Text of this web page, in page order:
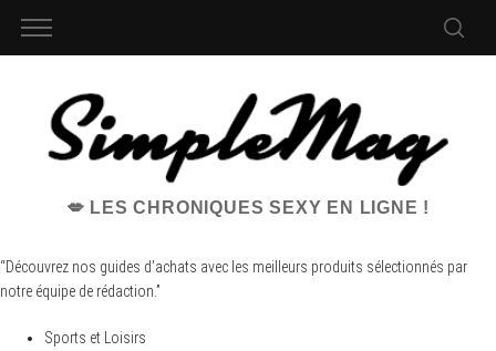
💋 LES CHRONIQUES SEXY EN LIGNE !
“Découvrez nos guides d’achats avec les meilleurs produits sélectionnés par
notre équipe de rédaction.”
Sports et Loisirs